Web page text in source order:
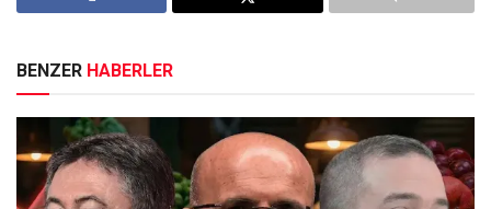
BENZER HABERLER